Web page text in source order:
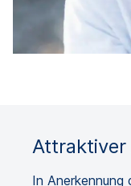
In Anerkennung